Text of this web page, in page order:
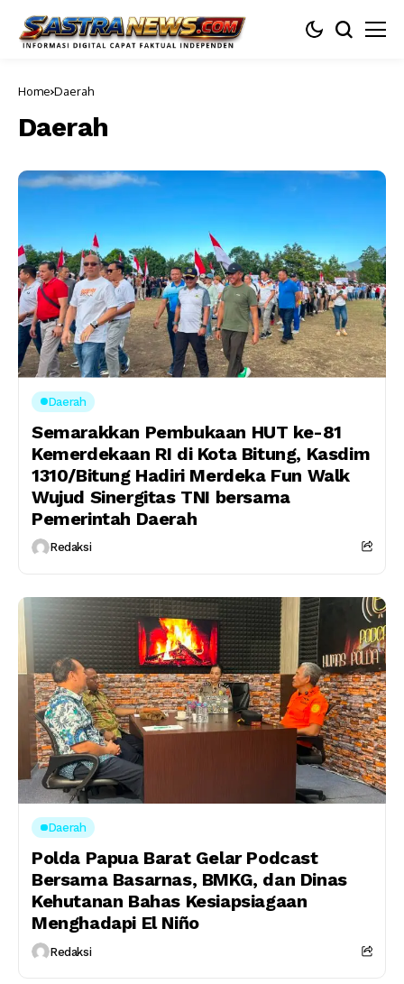
Home Daerah
Daerah
Daerah
Semarakkan Pembukaan HUT ke-81
Kemerdekaan RI di Kota Bitung, Kasdim
1310/Bitung Hadiri Merdeka Fun Walk
Wujud Sinergitas TNI bersama
Pemerintah Daerah
Redaksi
Daerah
Polda Papua Barat Gelar Podcast
Bersama Basarnas, BMKG, dan Dinas
Kehutanan Bahas Kesiapsiagaan
Menghadapi El Niño
Redaksi